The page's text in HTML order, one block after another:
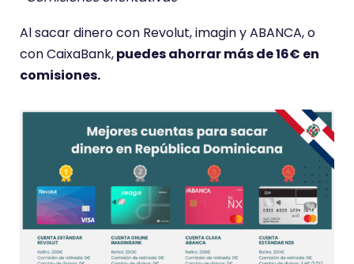
Al sacar dinero con Revolut, imagin y ABANCA, o
con CaixaBank,puedes ahorrar más de 16€ en
comisiones.